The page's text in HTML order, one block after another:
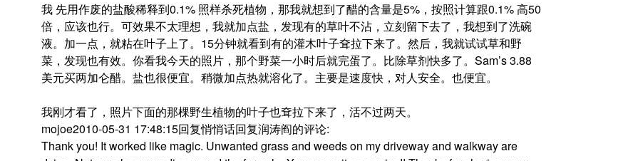
我 先用作废的盐酸稀释到0.1% 照样杀死植物，那我就想到了醋的含量是5%，按照计算跟0.1% 高50
倍，应该也行。可效果不太理想，我就加点盐，发现有的草叶不沾，立刻留下去了，我想到了洗碗
液。加一点，就粘在叶子上了。15分钟就看到有的灌木叶子耷拉下来了。然后，我就试试草和野
菜，发现也有效。你看我今天的照片，那个野菜一小时后就完蛋了。比除草剂快多了。Sam’s 3.88
美元买两加仑醋。盐也很便宜。稍微加点热就溶化了。主要是速度快，对人安全。也便宜。
我刚才看了，照片下面的那棵野生植物的叶子也耷拉下来了，活不过两天。
mojoe2010-05-31 17:48:15回复悄悄话回复润涛阎的评论:
Thank you! It worked like magic. Unwanted grass and weeds on my driveway and walkway are